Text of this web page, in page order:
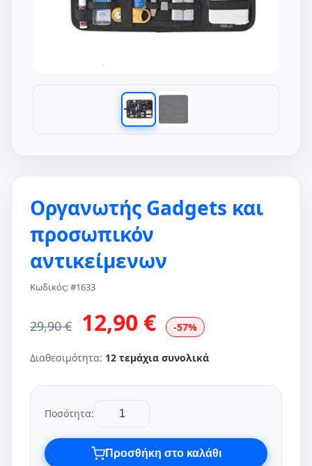
Οργανωτής Gadgets και
προσωπικόν
αντικείμενων
Κωδικός: #1633
29,90 € 12,90 € -57%
Διαθεσιμότητα: 12 τεμάχια συνολικά
Ποσότητα:
Προσθήκη στο καλάθι